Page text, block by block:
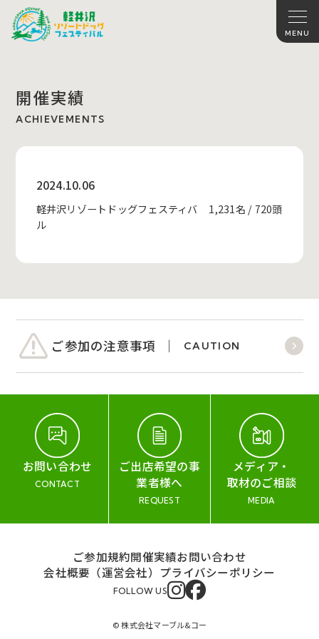
開催実績
ACHIEVEMENTS
2024.10.06
軽井沢リゾートドッグフェスティバ
ル
1,231名 / 720頭
ご参加の注意事項 CAUTION
お問い合わせ
CONTACT
ご出店希望の事
業者様へ
REQUEST
メディア・
取材のご相談
MEDIA
ご参加規約開催実績お問い合わせ
会社概要（運営会社） プライバシーポリシー
FOLLOW US
© 株式会社マーブル&コー